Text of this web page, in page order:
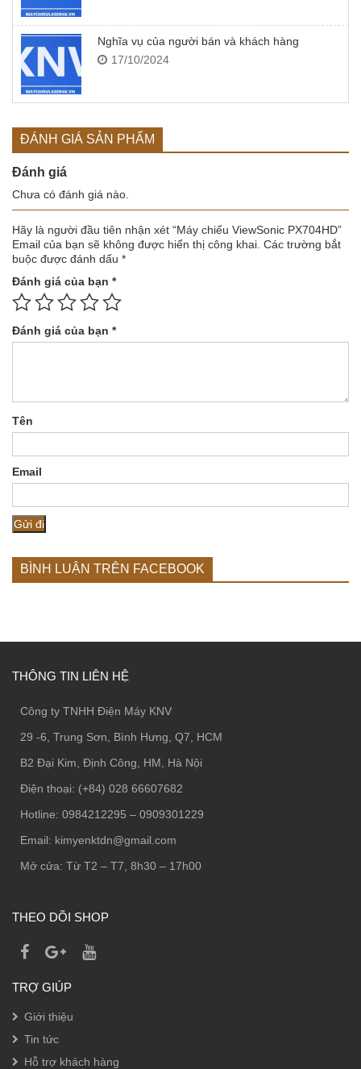
Nghĩa vụ của người bán và khách hàng
17/10/2024
ĐÁNH GIÁ SẢN PHẨM
Đánh giá
Chưa có đánh giá nào.
Hãy là người đầu tiên nhận xét “Máy chiếu ViewSonic PX704HD”
Email của bạn sẽ không được hiển thị công khai. Các trường bắt
buộc được đánh dấu *
Đánh giá của bạn *
Đánh giá của bạn *
Tên
Email
BÌNH LUẬN TRÊN FACEBOOK
THÔNG TIN LIÊN HỆ
Công ty TNHH Điện Máy KNV
29 -6, Trung Sơn, Bình Hưng, Q7, HCM
B2 Đại Kim, Định Công, HM, Hà Nội
Điện thoại: (+84) 028 66607682
Hotline: 0984212295 – 0909301229
Email: kimyenktdn@gmail.com
Mở cửa: Từ T2 – T7, 8h30 – 17h00
THEO DÕI SHOP
TRỢ GIÚP
Giới thiệu
Tin tức
Hỗ trợ khách hàng